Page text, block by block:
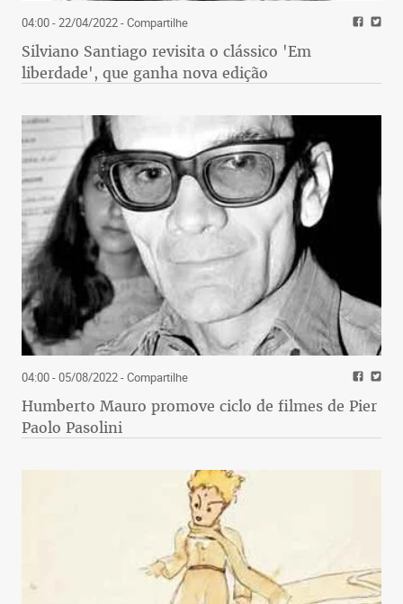
04:00 - 22/04/2022- Compartilhe
Silviano Santiago revisita o clássico 'Em
liberdade', que ganha nova edição
04:00 - 05/08/2022- Compartilhe
Humberto Mauro promove ciclo de filmes de Pier
Paolo Pasolini